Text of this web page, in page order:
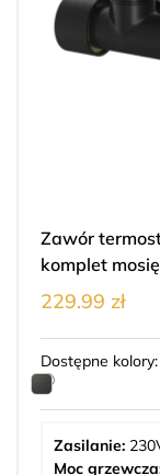
Zawór
komplet
229.99 zł
Dostępne kolory:
Zasilanie:
Moc